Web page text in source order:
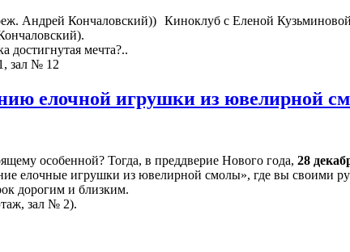
Киноклуб с Еленой
достигнутая мечта?..
зал № 12
елочной игрушки из ювелирной
особенной? Тогда, в преддверие Нового года, 28
елочные игрушки из ювелирной смолы», где вы своими
дорогим и близким.
зал № 2).